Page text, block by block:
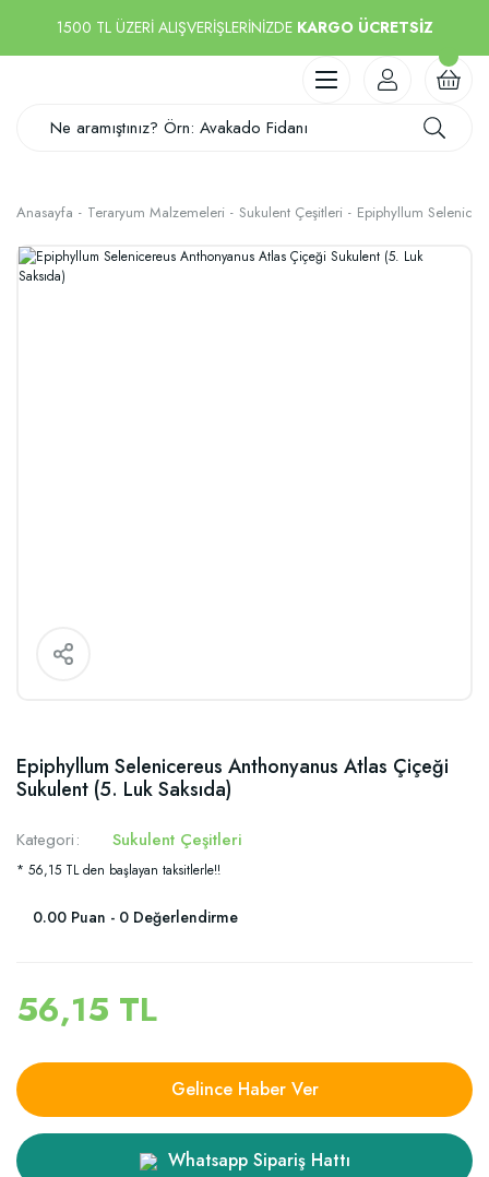
1500 TL ÜZERİ ALIŞVERİŞLERİNİZDE KARGO ÜCRETSİZ
Anasayfa Teraryum Malzemeleri Sukulent Çeşitleri Epiphyllum
Epiphyllum Selenicereus Anthonyanus Atlas Çiçeği
Sukulent (5. Luk Saksıda)
Kategori Sukulent Çeşitleri
* 56,15 TL den başlayan taksitlerle!!
0.00 Puan - 0 Değerlendirme
56,15 TL
Gelince Haber Ver
Whatsapp Sipariş Hattı